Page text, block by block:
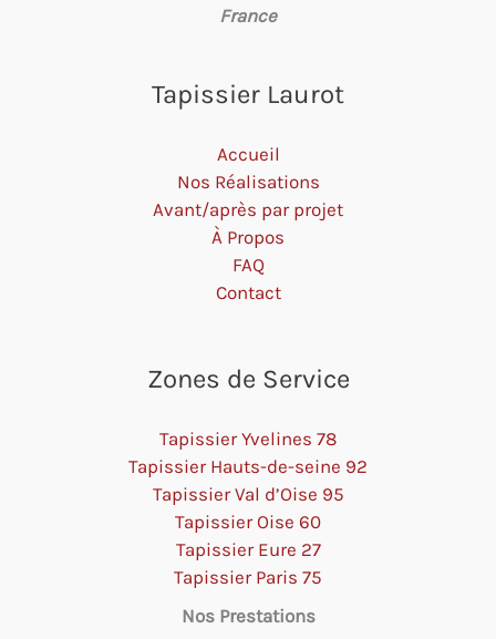
France
Tapissier Laurot
Accueil
Nos Réalisations
Avant/après par projet
À Propos
FAQ
Contact
Zones de Service
Tapissier Yvelines 78
Tapissier Hauts-de-seine 92
Tapissier Val d’Oise 95
Tapissier Oise 60
Tapissier Eure 27
Tapissier Paris 75
Nos Prestations